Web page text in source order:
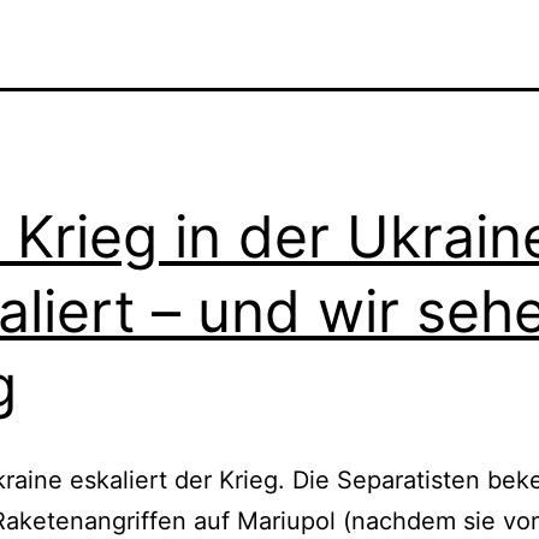
Krieg in der
– und wir
eskaliert der Krieg. Die Separatisten
auf Mariupol (nachdem sie